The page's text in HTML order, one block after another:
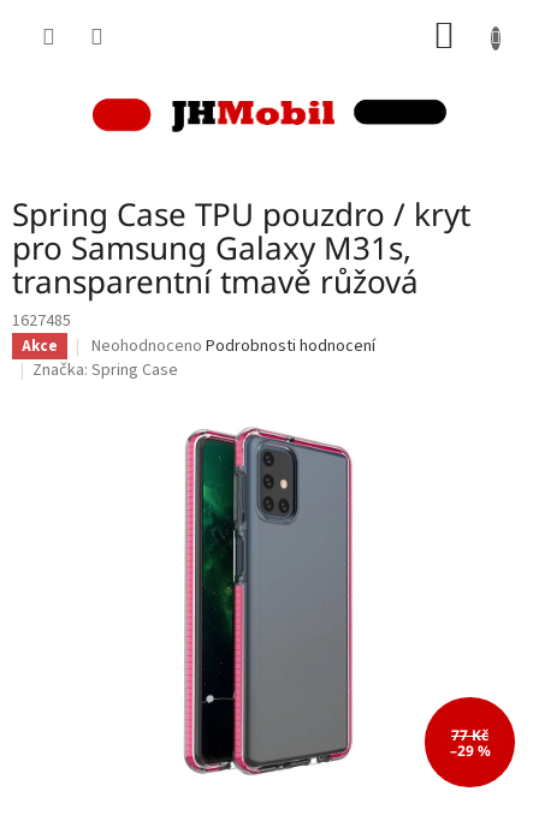
Spring Case TPU pouzdro / kryt
pro Samsung Galaxy M31s,
transparentní tmavě růžová
1627485
Akce
Průměrné
hodnocení
Neohodnoceno Podrobnosti hodnocení
Značka: Spring Case
77 Kč
–29 %